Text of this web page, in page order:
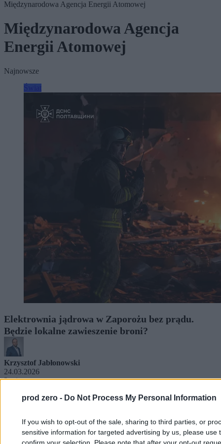
prod zero - Do Not Process My Personal Information
If you wish to opt-out of the sale, sharing to third parties, or
sensitive information for targeted advertising by us, please use
Międzynarodowa Agencja Energii Atomowej
Międzynarodowa Agencja
Energii Atomowej
Najnowsze
Elektrownia jądrowa w Zaporożu bez prądu.
Będzie lokalne zawieszenie broni?
Krzysztof Jabłonowski
24.03.2026
3 min